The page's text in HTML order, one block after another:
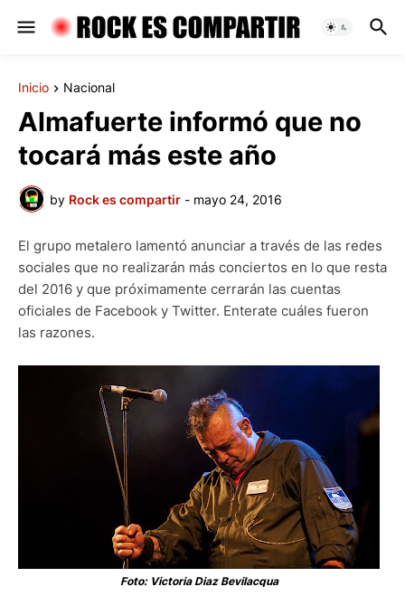
Inicio Nacional
Almafuerte informó que no
tocará más este año
by Rock es compartir - mayo 24, 2016
El grupo metalero lamentó anunciar a través de las redes
sociales que no realizarán más conciertos en lo que resta
del 2016 y que próximamente cerrarán las cuentas
oficiales de Facebook y Twitter. Enterate cuáles fueron
las razones.
Foto: Victoria Diaz Bevilacqua